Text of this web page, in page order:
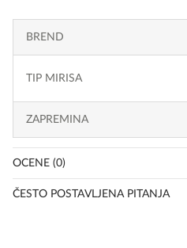
BREND
TIP MIRISA
ZAPREMINA
OCENE (0)
ČESTO POSTAVLJENA PITANJA